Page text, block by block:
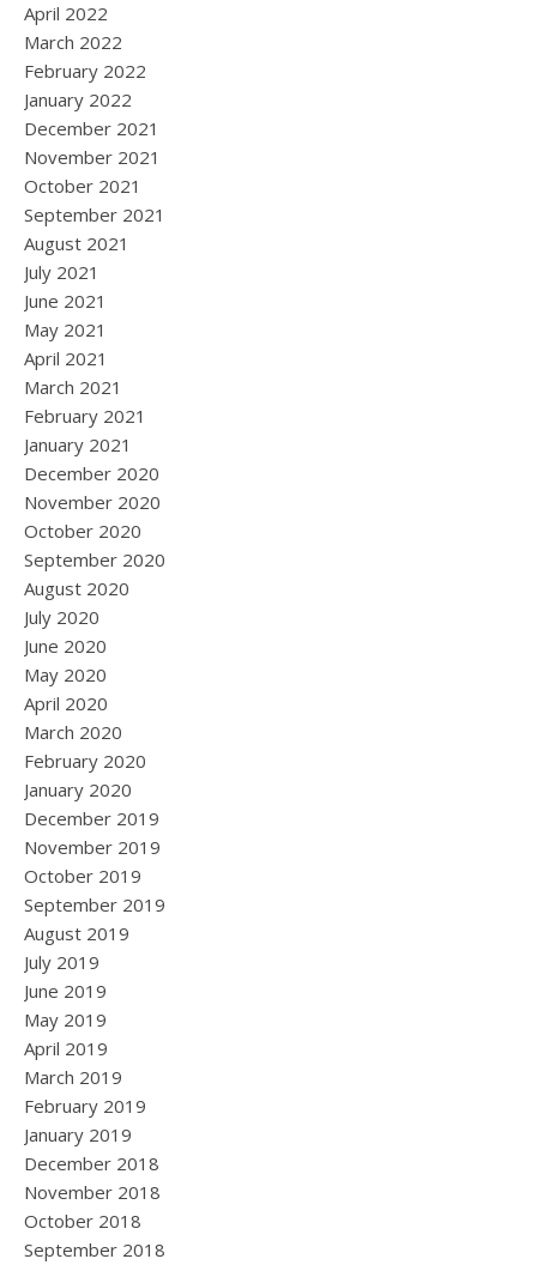
April 2022
March 2022
February 2022
January 2022
December 2021
November 2021
October 2021
September 2021
August 2021
July 2021
June 2021
May 2021
April 2021
March 2021
February 2021
January 2021
December 2020
November 2020
October 2020
September 2020
August 2020
July 2020
June 2020
May 2020
April 2020
March 2020
February 2020
January 2020
December 2019
November 2019
October 2019
September 2019
August 2019
July 2019
June 2019
May 2019
April 2019
March 2019
February 2019
January 2019
December 2018
November 2018
October 2018
September 2018